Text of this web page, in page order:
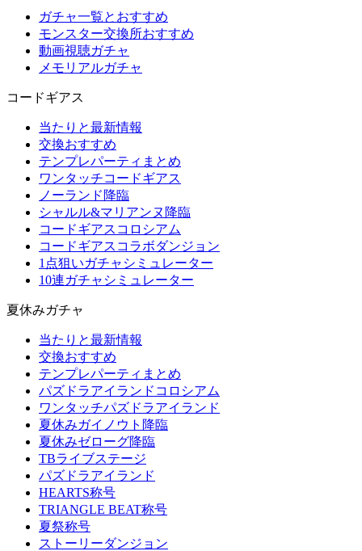
ガチャ一覧とおすすめ
モンスター交換所おすすめ
動画視聴ガチャ
メモリアルガチャ
コードギアス
当たりと最新情報
交換おすすめ
テンプレパーティまとめ
ワンタッチコードギアス
ノーランド降臨
シャルル&マリアンヌ降臨
コードギアスコロシアム
コードギアスコラボダンジョン
1点狙いガチャシミュレーター
10連ガチャシミュレーター
夏休みガチャ
当たりと最新情報
交換おすすめ
テンプレパーティまとめ
パズドラアイランドコロシアム
ワンタッチパズドラアイランド
夏休みガイノウト降臨
夏休みゼローグ降臨
TBライブステージ
パズドラアイランド
HEARTS称号
TRIANGLE BEAT称号
夏祭称号
ストーリーダンジョン